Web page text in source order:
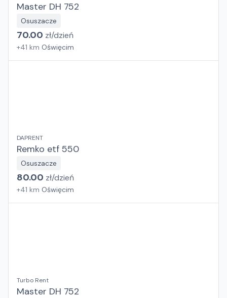
Master DH 752
Osuszacze
70.00 zł/dzień
+41 km Oświęcim
DAPRENT
Remko etf 550
Osuszacze
80.00 zł/dzień
+41 km Oświęcim
Turbo Rent
Master DH 752